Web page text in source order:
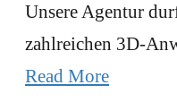
Unsere Agentur
zahlreichen 3D-
Read More